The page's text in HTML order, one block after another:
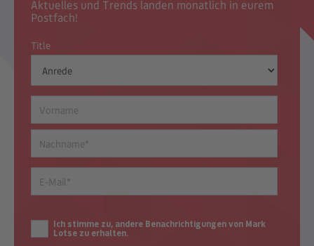
Aktuelles und Trends landen monatlich in eurem
Postfach!
Title
Ich stimme zu, andere Benachrichtigungen von Mark
Lotse zu erhalten.